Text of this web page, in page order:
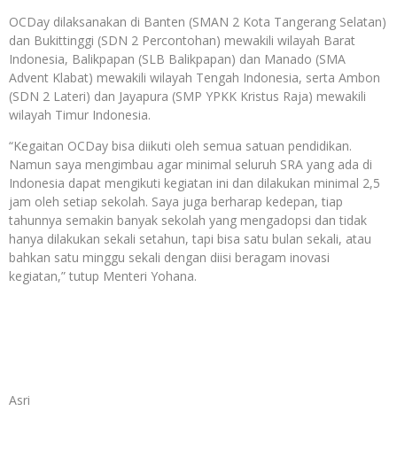
OCDay dilaksanakan di Banten (SMAN 2 Kota Tangerang Selatan)
dan Bukittinggi (SDN 2 Percontohan) mewakili wilayah Barat
Indonesia, Balikpapan (SLB Balikpapan) dan Manado (SMA
Advent Klabat) mewakili wilayah Tengah Indonesia, serta Ambon
(SDN 2 Lateri) dan Jayapura (SMP YPKK Kristus Raja) mewakili
wilayah Timur Indonesia.
“Kegaitan OCDay bisa diikuti oleh semua satuan pendidikan.
Namun saya mengimbau agar minimal seluruh SRA yang ada di
Indonesia dapat mengikuti kegiatan ini dan dilakukan minimal 2,5
jam oleh setiap sekolah. Saya juga berharap kedepan, tiap
tahunnya semakin banyak sekolah yang mengadopsi dan tidak
hanya dilakukan sekali setahun, tapi bisa satu bulan sekali, atau
bahkan satu minggu sekali dengan diisi beragam inovasi
kegiatan,” tutup Menteri Yohana.
Asri